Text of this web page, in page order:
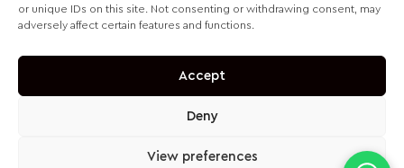
or unique IDs on this site. Not consenting or withdrawing consent, may
adversely affect certain features and functions.
Accept
Deny
View preferences
и Уэльсе (Company No. 09711065). Деятельность
авторизована и регулируется Solicitors Regulation
contact@sterling-law.co.uk